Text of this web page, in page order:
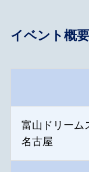
イベント概要
富山ドリーム
名古屋